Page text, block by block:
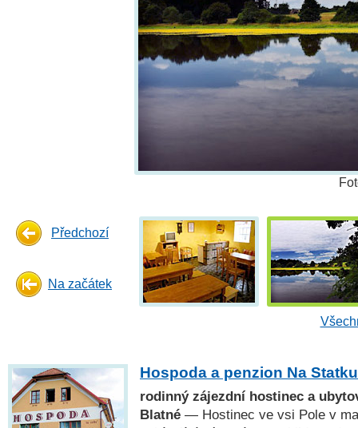
Předchozí
Na začátek
Hospoda a penzion Na Statku
rodinný zájezdní hostinec a
Blatné — Hostinec ve vsi Pole v